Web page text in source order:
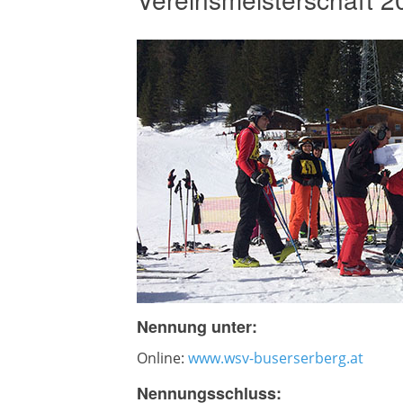
Nennung unter:
Online: www.wsv-buserserberg.at
Nennungsschluss: